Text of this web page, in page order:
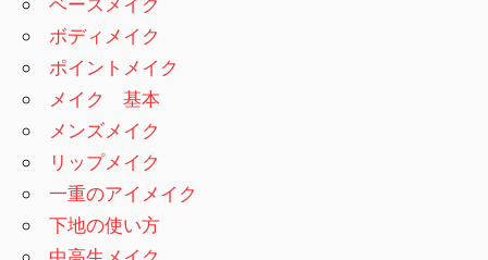
ボディメイク
ポイントメイク
メイク 基本
メンズメイク
リップメイク
一重のアイメイク
下地の使い方